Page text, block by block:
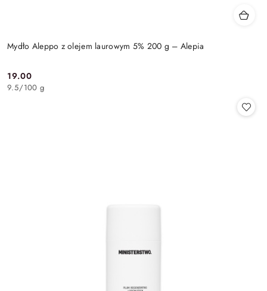
Mydło Aleppo z olejem laurowym 5% 200 g – Alepia
Cena:
19.00
9.5/100 g